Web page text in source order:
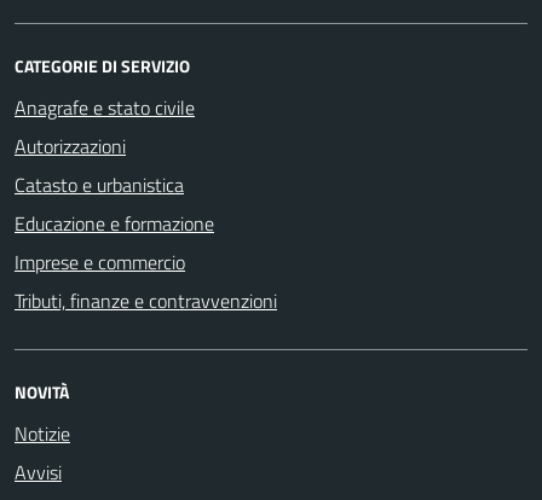
CATEGORIE DI SERVIZIO
Anagrafe e stato civile
Autorizzazioni
Catasto e urbanistica
Educazione e formazione
Imprese e commercio
Tributi, finanze e contravvenzioni
NOVITÀ
Notizie
Avvisi